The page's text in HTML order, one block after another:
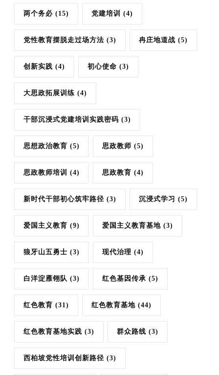
两个务必 (15) 党建培训 (4)
党性教育摆脱走过场方法 (3) 冉庄地道战 (5)
创新实践 (4) 初心使命 (3)
大思政拓展训练 (4)
干部沉浸式党建培训实践密码 (3)
思想政治教育 (5) 思政教师 (5)
思政教师培训 (4) 思政教育 (4)
新时代干部初心筑牢路径 (3) 沉浸式学习 (5)
爱国主义教育 (9) 爱国主义教育基地 (3)
狼牙山五勇士 (3) 现代治理 (4)
白洋淀雁翎队 (3) 红色基因传承 (5)
红色教育 (31) 红色教育基地 (44)
红色教育基地实践 (3) 群众路线 (3)
西柏坡党性培训创新路径 (3)